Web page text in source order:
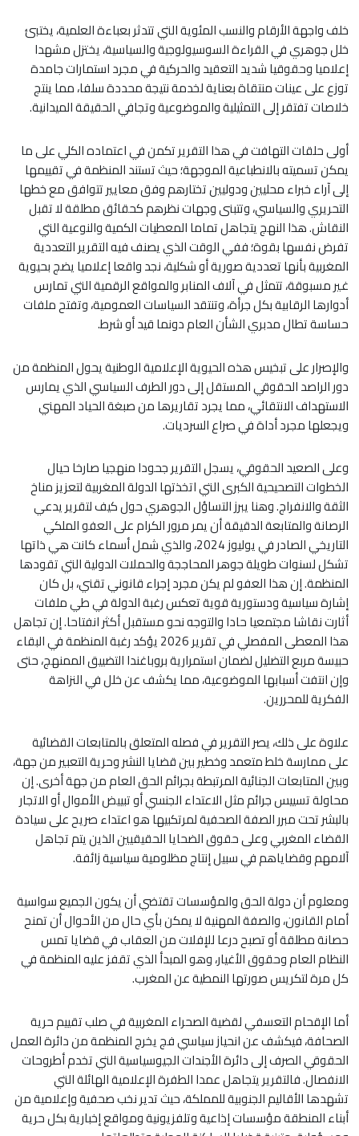
خلف واجهة الأرقام والنسب المئوية التي تتدثر بعباءة العلمية، يختبئ
خلل جوهري في القراءة السوسيولوجية والسياسية، يختزل مشهدا
إعلاميا وحقوقيا شديد التعقيد والحركية في مجرد استمارات جامدة
توزع على عينات منتقاة بعناية لخدمة نتيجة محددة سلفا، مما ينتج
خلاصات تفتقر إلى التمثيلية والموضوعية وتجافي الحقيقة الميدانية.
أولى حلقات التهافت في هذا التقرير تكمن في اعتماده الكلي على ما
يمكن تسميته بالانطباعية الموجهة؛ حيث تستند المنظمة في تقييمها
إلى آراء خبراء محليين ودوليين تختارهم وفق معايير تتوافق مع خطها
التحريري والسياسي، وتتبنى وجهات نظرهم كحقائق مطلقة لا تقبل
النقاش. هذا النهج يتجاهل تماما المعطيات الكمية والنوعية التي
تفرض نفسها بقوة؛ ففي الوقت الذي يصنف فيه التقرير التعددية
المغربية بأنها تعددية صورية أو شكلية، نجد واقعا إعلاميا يضج بحيوية
غير مسبوقة، تتمثل في آلاف المنابر والمواقع الرقمية التي تمارس
أدوارها الرقابية بكل جرأة، وتنتقد السياسات العمومية، وتفتح ملفات
حساسة تطال مدبري الشأن العام دونما قيد أو شرط.
والإصرار على تبخيس هذه الحيوية الإعلامية الوطنية يحول المنظمة من
دور الراصد الحقوقي المستقل إلى دور الطرف السياسي الذي يمارس
الاستهداف الانتقائي، مما يجرد تقاريرها من صبغة الحياد المهني
ويجعلها مجرد أداة في صراع السرديات.
وعلى الصعيد الحقوقي، يسجل التقرير جحودا منهجيا صارخا حيال
الخطوات التصحيحية الكبرى التي اتخذتها الدولة المغربية لتعزيز مناخ
الثقة والانفراج. وهنا يبرز التساؤل الجوهري حول كيف لتقرير يدعي
الرصانة والمتابعة الدقيقة أن يمر مرور الكرام على العفو الملكي
التاريخي الصادر في يوليوز 2024، والذي شمل أسماء كانت هي ذاتها
تشكل لسنوات طويلة جوهر المحاججة والحملات الدولية التي تقودها
المنظمة. إن هذا العفو لم يكن مجرد إجراء قانوني تقني، بل كان
إشارة سياسية ودستورية قوية تعكس رغبة الدولة في طي ملفات
أثارت نقاشا مجتمعيا حادا والتوجه نحو مستقبل أكثر انفتاحا. إن تجاهل
هذا المعطى المفصلي في تقرير 2026 يؤكد رغبة المنظمة في البقاء
حبيسة مربع التضليل لضمان استمرارية بروباغندا التضييق الممنهج، حتى
وإن انتفت أسبابها الموضوعية، مما يكشف عن خلل في النزاهة
الفكرية للمحررين.
علاوة على ذلك، يصر التقرير في فصله المتعلق بالمتابعات القضائية
على ممارسة خلط متعمد وخطير بين قضايا النشر وحرية التعبير من جهة،
وبين المتابعات الجنائية المرتبطة بجرائم الحق العام من جهة أخرى. إن
محاولة تسييس جرائم مثل الاعتداء الجنسي أو تبييض الأموال أو الاتجار
بالبشر تحت مبرر الصفة الصحفية لمرتكبيها هو اعتداء صريح على سيادة
القضاء المغربي وعلى حقوق الضحايا الحقيقيين الذين يتم تجاهل
آلامهم وقضاياهم في سبيل إنتاج مظلومية سياسية زائفة.
ومعلوم أن دولة الحق والمؤسسات تقتضي أن يكون الجميع سواسية
أمام القانون، والصفة المهنية لا يمكن بأي حال من الأحوال أن تمنح
حصانة مطلقة أو تصبح درعا للإفلات من العقاب في قضايا تمس
النظام العام وحقوق الأغيار، وهو المبدأ الذي تقفز عليه المنظمة في
كل مرة لتكريس صورتها النمطية عن المغرب.
أما الإقحام التعسفي لقضية الصحراء المغربية في صلب تقييم حرية
الصحافة، فيكشف عن انحياز سياسي فج يخرج المنظمة من دائرة العمل
الحقوقي الصرف إلى دائرة الأجندات الجيوسياسية التي تخدم أطروحات
الانفصال. فالتقرير يتجاهل عمدا الطفرة الإعلامية الهائلة التي
تشهدها الأقاليم الجنوبية للمملكة، حيث تدير نخب صحفية وإعلامية من
أبناء المنطقة مؤسسات إذاعية وتلفزيونية ومواقع إخبارية بكل حرية